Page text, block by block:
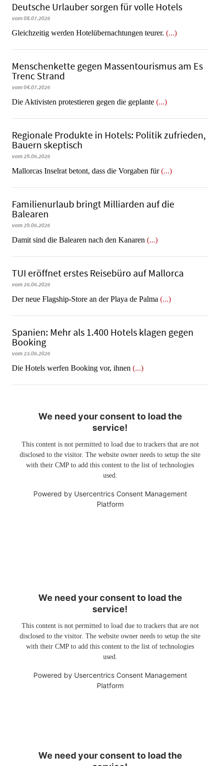
Deutsche Urlauber sorgen für volle Hotels
vom 08.07.2026
Gleichzeitig werden Hotelübernachtungen teurer. (...)
Menschenkette gegen Massentourismus am Es
Trenc Strand
vom 04.07.2026
Die Aktivisten protestieren gegen die geplante (...)
Regionale Produkte in Hotels: Politik zufrieden,
Bauern skeptisch
vom 29.06.2026
Mallorcas Inselrat betont, dass die Vorgaben für(...)
Familienurlaub bringt Milliarden auf die
Balearen
vom 29.06.2026
​​​​​​​Damit sind die Balearen nach den Kanaren (...)
TUI eröffnet erstes Reisebüro auf Mallorca
vom 26.06.2026
Der neue Flagship-Store an der Playa de Palma (...)
Spanien: Mehr als 1.400 Hotels klagen gegen
Booking
vom 23.06.2026
​​​​​​​Die Hotels werfen Booking vor, ihnen (...)
We need your consent to load the
service!
This content is not permitted to load due to trackers that are not
disclosed to the visitor. The website owner needs to setup the site
with their CMP to add this content to the list of technologies
used.
Powered by Usercentrics Consent Management
Platform
We need your consent to load the
service!
This content is not permitted to load due to trackers that are not
disclosed to the visitor. The website owner needs to setup the site
with their CMP to add this content to the list of technologies
used.
Powered by Usercentrics Consent Management
Platform
We need your consent to load the